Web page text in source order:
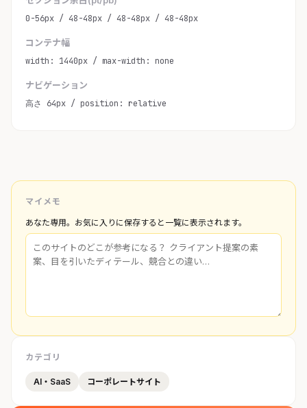
0-56px / 48-48px / 48-48px / 48-48px
コンテナ幅
width: 1440px / max-width: none
ナビゲーション
高さ 64px / position: relative
マイメモ
あなた専用。お気に入りに保存すると一覧に表示されます。
カテゴリ
AI・SaaS コーポレートサイト